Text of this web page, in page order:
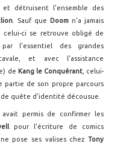
détruisent l'ensemble des
. Sauf que Doom n'a jamais
celui-ci se retrouve obligé de
l'essentiel des grandes
et avec l'assistance
de Kang le Conquérant, celui-
partie de son propre parcours
quête d'identité décousue.
permis de confirmer les
pour l'écriture de comics
pose ses valises chez Tony